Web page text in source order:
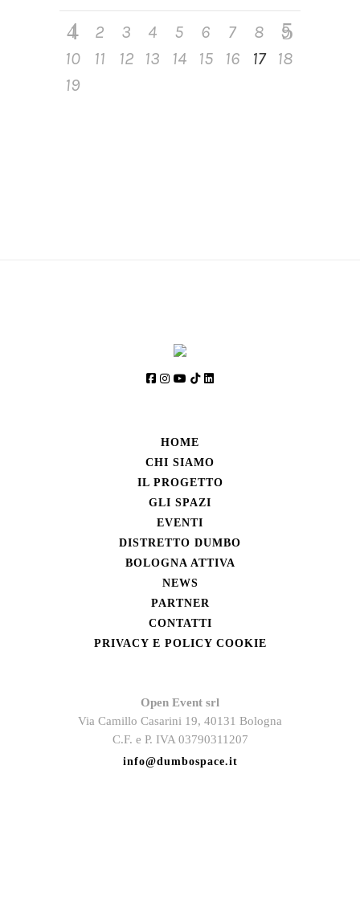
1 2 3 4 5 6 7 8
9
10
11 12 13 14 15 16 17
18
19
HOME
CHI SIAMO
IL PROGETTO
GLI SPAZI
EVENTI
DISTRETTO DUMBO
BOLOGNA ATTIVA
NEWS
PARTNER
CONTATTI
PRIVACY E POLICY COOKIE
Open Event srl
Via Camillo Casarini 19, 40131 Bologna
C.F. e P. IVA 03790311207
info@dumbospace.it